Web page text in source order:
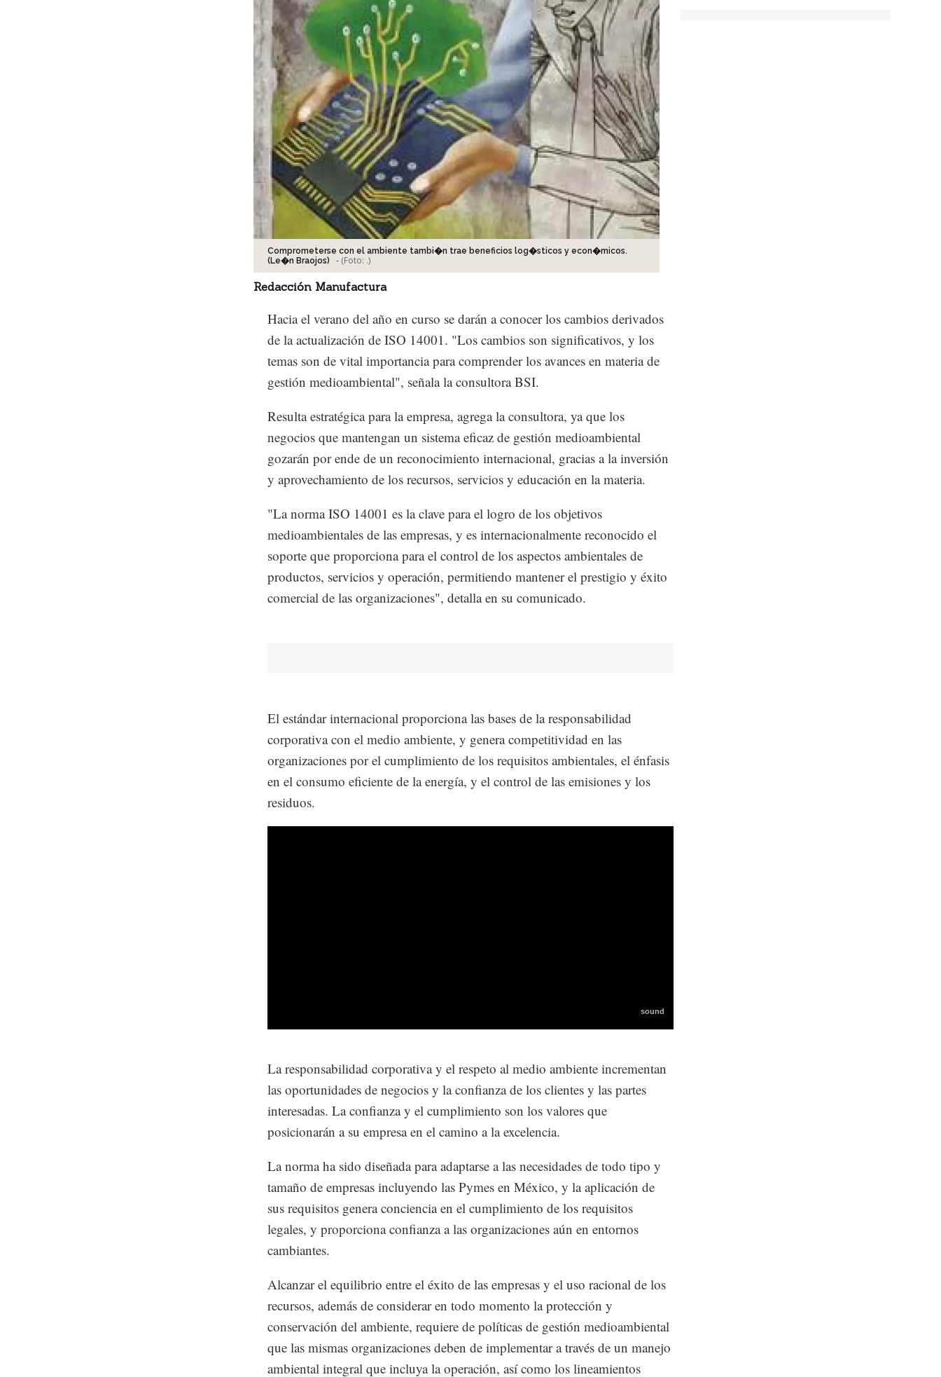
Comprometerse con el ambiente tambi�n trae beneficios log�sticos y econ�micos.
(Le�n Braojos)
- (Foto: .)
Redacción Manufactura
Hacia el verano del año en curso se darán a conocer los cambios derivados
de la actualización de ISO 14001. "Los cambios son significativos, y los
temas son de vital importancia para comprender los avances en materia de
gestión medioambiental", señala la consultora BSI.
Resulta estratégica para la empresa, agrega la consultora, ya que los
negocios que mantengan un sistema eficaz de gestión medioambiental
gozarán por ende de un reconocimiento internacional, gracias a la inversión
y aprovechamiento de los recursos, servicios y educación en la materia.
"La norma ISO 14001 es la clave para el logro de los objetivos
medioambientales de las empresas, y es internacionalmente reconocido el
soporte que proporciona para el control de los aspectos ambientales de
productos, servicios y operación, permitiendo mantener el prestigio y éxito
comercial de las organizaciones", detalla en su comunicado.
El estándar internacional proporciona las bases de la responsabilidad
corporativa con el medio ambiente, y genera competitividad en las
organizaciones por el cumplimiento de los requisitos ambientales, el énfasis
en el consumo eficiente de la energía, y el control de las emisiones y los
residuos.
La responsabilidad corporativa y el respeto al medio ambiente incrementan
las oportunidades de negocios y la confianza de los clientes y las partes
interesadas. La confianza y el cumplimiento son los valores que
posicionarán a su empresa en el camino a la excelencia.
La norma ha sido diseñada para adaptarse a las necesidades de todo tipo y
tamaño de empresas incluyendo las Pymes en México, y la aplicación de
sus requisitos genera conciencia en el cumplimiento de los requisitos
legales, y proporciona confianza a las organizaciones aún en entornos
cambiantes.
Alcanzar el equilibrio entre el éxito de las empresas y el uso racional de los
recursos, además de considerar en todo momento la protección y
conservación del ambiente, requiere de políticas de gestión medioambiental
que las mismas organizaciones deben de implementar a través de un manejo
ambiental integral que incluya la operación, así como los lineamientos